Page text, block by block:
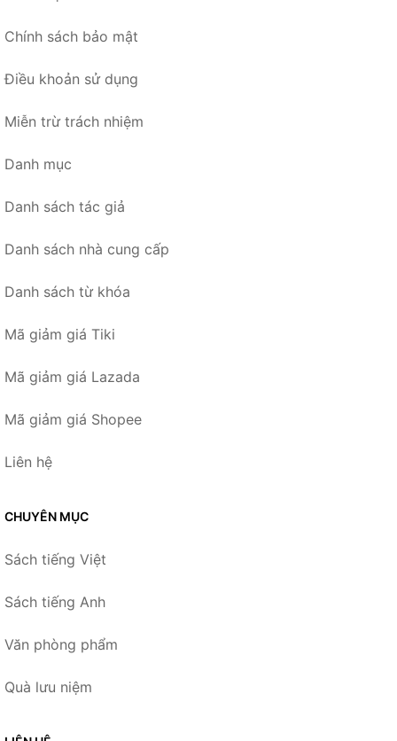
Chính sách bảo mật
Điều khoản sử dụng
Miễn trừ trách nhiệm
Danh mục
Danh sách tác giả
Danh sách nhà cung cấp
Danh sách từ khóa
Mã giảm giá Tiki
Mã giảm giá Lazada
Mã giảm giá Shopee
Liên hệ
CHUYÊN MỤC
Sách tiếng Việt
Sách tiếng Anh
Văn phòng phẩm
Quà lưu niệm